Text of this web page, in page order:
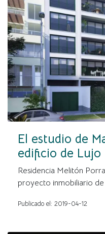
El estudio de
edificio de Lujo
Residencia Melitón
proyecto inmobiliario de
Publicado el: 2019-04-12